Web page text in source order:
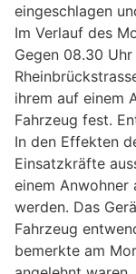
eingeschlagen
Im Verlauf des
Gegen 08.30
ihrem auf einem
Fahrzeug fest.
In den Effekten
Einsatzkräfte
einem Anwohner
werden. Das
Fahrzeug
bemerkte am